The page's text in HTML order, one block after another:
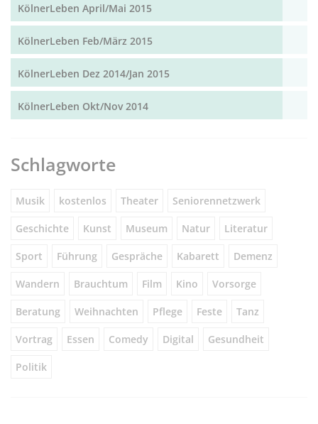
KölnerLeben April/Mai 2015
KölnerLeben Feb/März 2015
KölnerLeben Dez 2014/Jan 2015
KölnerLeben Okt/Nov 2014
Schlagworte
Musik kostenlos Theater Seniorennetzwerk
Geschichte Kunst Museum Natur Literatur
Sport Führung Gespräche Kabarett Demenz
Wandern Brauchtum Film Kino Vorsorge
Beratung Weihnachten Pflege Feste Tanz
Vortrag Essen Comedy Digital Gesundheit
Politik